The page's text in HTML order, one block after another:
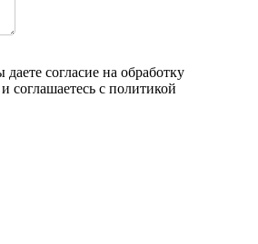
согласие на обработку
соглашаетесь c политикой